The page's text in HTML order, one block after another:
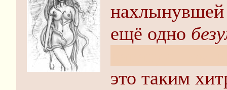
нахлынувшей
ещё одно
это таким